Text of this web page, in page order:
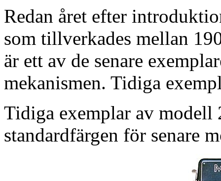
Redan året efter
som tillverkades mellan
är ett av de senare
mekanismen. Tidiga
Tidiga exemplar av modell
standardfärgen för senare